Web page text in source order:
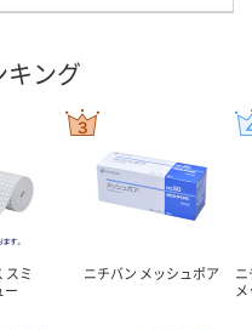
ング
スミ
ー
ニチバン メッシュポア